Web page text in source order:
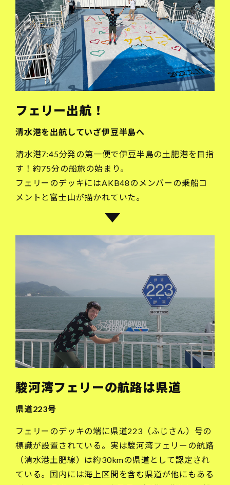
フェリー出航！
清水港を出航していざ伊豆半島へ
清水港7:45分発の第一便で伊豆半島の土肥港を目指
す！約75分の船旅の始まり。
フェリーのデッキにはAKB48のメンバーの乗船コ
メントと富士山が描かれていた。
駿河湾フェリーの航路は県道
県道223号
フェリーのデッキの端に県道223（ふじさん）号の
標識が設置されている。実は駿河湾フェリーの航路
（清水港土肥線）は約30kmの県道として認定され
ている。国内には海上区間を含む県道が他にもある